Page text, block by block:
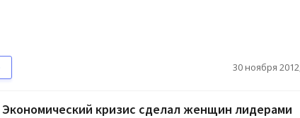
30 ноября
Экономический кризис сделал женщин лидерами